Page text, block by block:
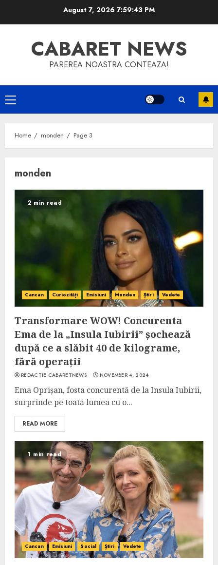
August 7, 2026 7:59:45 PM
CABARET NEWS
PAREREA NOASTRA CONTEAZA!
Primary
Menu
Home monden Page 3
monden
2 min read
Cancan Curiozități Emisiuni Monden Știri Vedete
Transformare WOW! Concurenta
Ema de la „Insula Iubirii” șochează
după ce a slăbit 40 de kilograme,
fără operații
REDACTIE CABARETNEWS NOVEMBER 4, 2024
Ema Oprișan, fosta concurentă de la Insula Iubirii,
surprinde pe toată lumea cu o...
READ MORE
1 min read
Cancan Emisiuni Social Știri Vedete